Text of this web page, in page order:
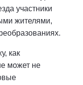
участники
жителями,
как
может не